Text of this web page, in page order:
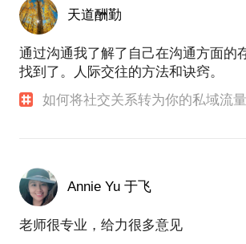
天道酬勤
通过沟通我了解了自己在沟通方面的
找到了。人际交往的方法和诀窍。
如何将社交关系转为你的私域流
Annie Yu 于飞
老师很专业，给力很多意见